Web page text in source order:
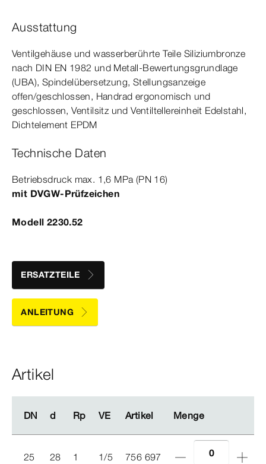
Ausstattung
Ventilgehäuse und wasserberührte Teile Siliziumbronze
nach DIN EN 1982 und Metall-​Bewertungsgrundlage
(UBA), Spindel­übersetzung, Stellungs­anzeige
offen/geschlossen, Handrad ergonomisch und
geschlossen, Ventilsitz und Ventiltellereinheit Edelstahl,
Dicht­element EPDM
Technische Daten
Betriebsdruck max. 1 ,6 MPa(PN 16)
mit DVGW-​Prüfzeichen
Modell 2230.52
ERSATZTEILE
ANLEITUNG
Artikel
DN d Rp VE Artikel Menge
DN d Rp VE Artikel Menge
25 28 1 1/5 756 697